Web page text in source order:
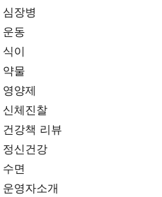
심장병
운동
식이
약물
영양제
신체진찰
건강책 리뷰
정신건강
수면
운영자소개